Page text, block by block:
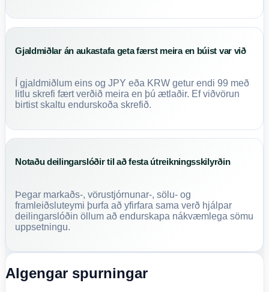
Gjaldmiðlar án aukastafa geta færst meira en búist var við
Í gjaldmiðlum eins og JPY eða KRW getur endi 99 með
litlu skrefi fært verðið meira en þú ætlaðir. Ef viðvörun
birtist skaltu endurskoða skrefið.
Notaðu deilingarslóðir til að festa útreikningsskilyrðin
Þegar markaðs-, vörustjórnunar-, sölu- og
framleiðsluteymi þurfa að yfirfara sama verð hjálpar
deilingarslóðin öllum að endurskapa nákvæmlega sömu
uppsetningu.
Algengar spurningar